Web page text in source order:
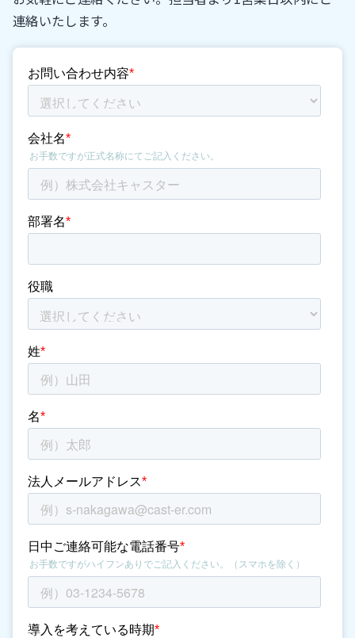
連絡いたします。